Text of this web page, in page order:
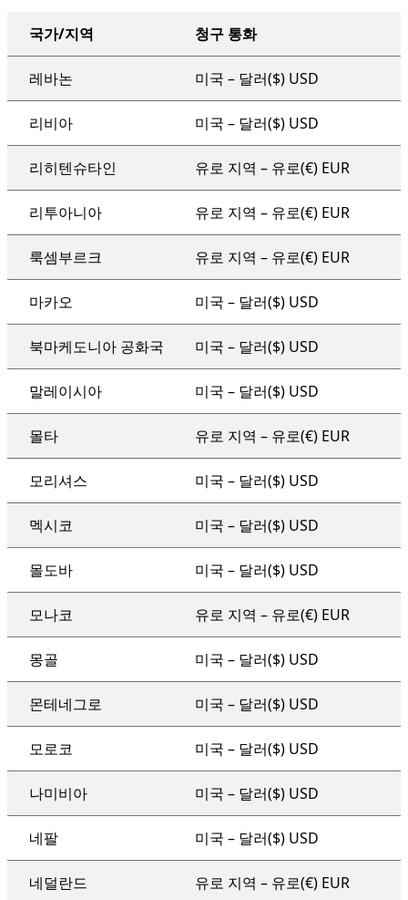
국가/지역 청구 통화
레바논 미국 – 달러($) USD
리비아 미국 – 달러($) USD
리히텐슈타인 유로 지역 – 유로(€) EUR
리투아니아 유로 지역 – 유로(€) EUR
룩셈부르크 유로 지역 – 유로(€) EUR
마카오 미국 – 달러($) USD
북마케도니아 공화국 미국 – 달러($) USD
말레이시아 미국 – 달러($) USD
몰타 유로 지역 – 유로(€) EUR
모리셔스 미국 – 달러($) USD
멕시코 미국 – 달러($) USD
몰도바 미국 – 달러($) USD
모나코 유로 지역 – 유로(€) EUR
몽골 미국 – 달러($) USD
몬테네그로 미국 – 달러($) USD
모로코 미국 – 달러($) USD
나미비아 미국 – 달러($) USD
네팔 미국 – 달러($) USD
네덜란드 유로 지역 – 유로(€) EUR